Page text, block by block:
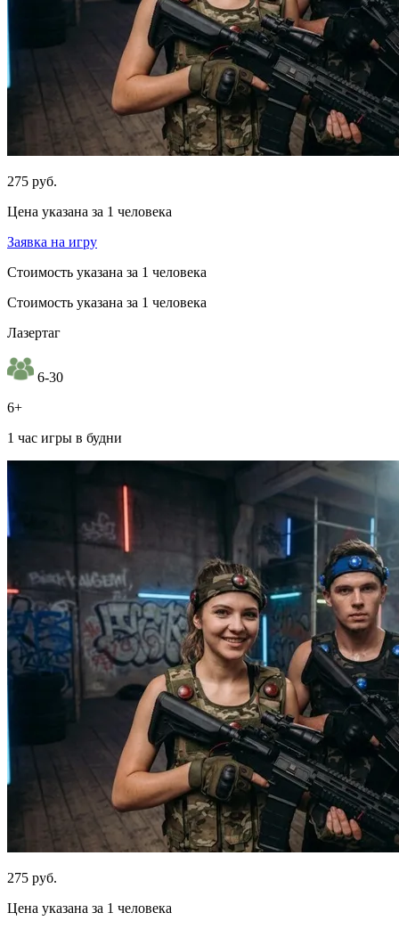
275 руб.
Цена указана за 1 человека
Заявка на игру
Стоимость указана за 1 человека
Стоимость указана за 1 человека
Лазертаг
6-30
6+
1 час игры в будни
275 руб.
Цена указана за 1 человека